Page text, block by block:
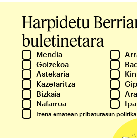
Harpidetu
buletinetara
Mendia
Goizekoa
Astekaria
Kazetaritza
Bizkaia
Nafarroa
Izena ematean pribatutasun politika